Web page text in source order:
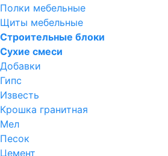
Полки мебельные
Щиты мебельные
Строительные блоки
Сухие смеси
Добавки
Гипс
Известь
Крошка гранитная
Мел
Песок
Цемент